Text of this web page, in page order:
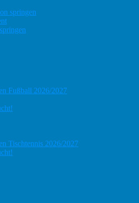
springen
Fußball 2026/2027
Tischtennis 2026/2027